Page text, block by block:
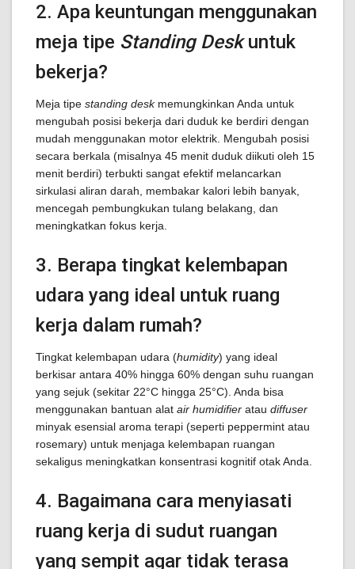
2. Apa keuntungan menggunakan
meja tipe Standing Deskuntuk
bekerja?
Meja tipe standing deskmemungkinkan Anda untuk
mengubah posisi bekerja dari duduk ke berdiri dengan
mudah menggunakan motor elektrik. Mengubah posisi
secara berkala (misalnya 45 menit duduk diikuti oleh 15
menit berdiri) terbukti sangat efektif melancarkan
sirkulasi aliran darah, membakar kalori lebih banyak,
mencegah pembungkukan tulang belakang, dan
meningkatkan fokus kerja.
3. Berapa tingkat kelembapan
udara yang ideal untuk ruang
kerja dalam rumah?
Tingkat kelembapan udara (humidity) yang ideal
berkisar antara 40% hingga 60% dengan suhu ruangan
yang sejuk (sekitar 22°C hingga 25°C). Anda bisa
menggunakan bantuan alat air humidifier atau diffuser
minyak esensial aroma terapi (seperti peppermint atau
rosemary) untuk menjaga kelembapan ruangan
sekaligus meningkatkan konsentrasi kognitif otak Anda.
4. Bagaimana cara menyiasati
ruang kerja di sudut ruangan
yang sempit agar tidak terasa